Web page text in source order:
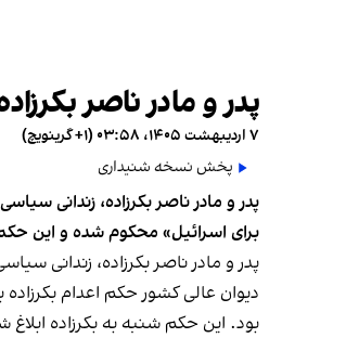
پدر و مادر ناصر
۷ اردیبهشت ۱۴۰۵، ۰۳:۵۸ (‎+۱ گرینویچ)
پخش نسخه شنیداری
پدر و مادر ناصر بکرزاده، زندانی
برای اسرائیل» محکوم شده و این
پدر و مادر ناصر بکرزاده، زندانی
دیوان عالی کشور حکم اعدام
بود. این حکم شنبه به بکرزاده